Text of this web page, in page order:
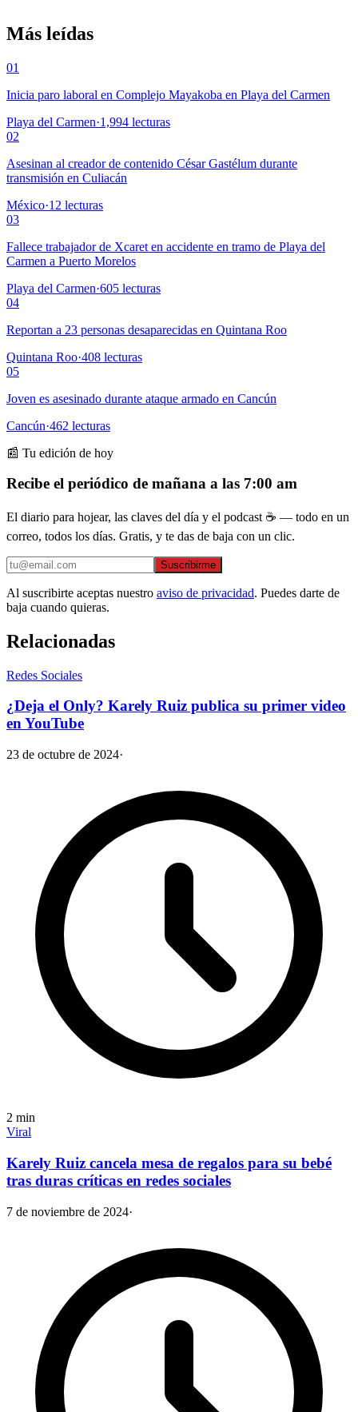
Más leídas
01
Inicia paro laboral en Complejo Mayakoba en Playa del Carmen
Playa del Carmen·1,994 lecturas
02
Asesinan al creador de contenido César Gastélum durante
transmisión en Culiacán
México·12 lecturas
03
Fallece trabajador de Xcaret en accidente en tramo de Playa del
Carmen a Puerto Morelos
Playa del Carmen·605 lecturas
04
Reportan a 23 personas desaparecidas en Quintana Roo
Quintana Roo·408 lecturas
05
Joven es asesinado durante ataque armado en Cancún
Cancún·462 lecturas
📰 Tu edición de hoy
Recibe el periódico de mañana a las 7:00 am
El diario para hojear, las claves del día y el podcast ☕ — todo en un
correo, todos los días. Gratis, y te das de baja con un clic.
Suscribirme
Al suscribirte aceptas nuestro aviso de privacidad. Puedes darte de
baja cuando quieras.
Relacionadas
Redes Sociales
¿Deja el Only? Karely Ruiz publica su primer video
en YouTube
23 de octubre de 2024·
2 min
Viral
Karely Ruiz cancela mesa de regalos para su bebé
tras duras críticas en redes sociales
7 de noviembre de 2024·